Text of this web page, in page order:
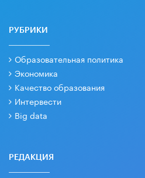
РУБРИКИ
Образовательная политика
Экономика
Качество образования
Интервести
Big data
РЕДАКЦИЯ